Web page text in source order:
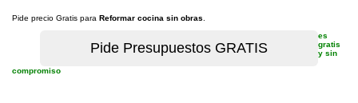
Pide precio Gratis para Reformar cocina sin obras
es
gratis
y sin
compromiso